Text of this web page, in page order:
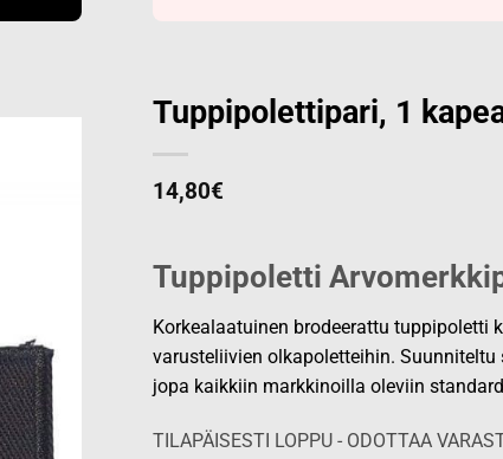
Tuppipolettipari, 1
14,80€
Tuppipoletti
Korkealaatuinen brodeerattu tuppipoletti
varusteliivien olkapoletteihin. Suunniteltu
jopa kaikkiin markkinoilla oleviin
TILAPÄISESTI LOPPU - ODOTTAA